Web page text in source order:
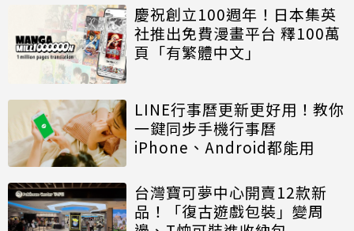
慶祝創立100週年！日本集英
社推出免費漫畫平台 釋100萬
頁「有繁體中文」
LINE行事曆更新更好用！教你
一鍵同步手機行事曆
iPhone、Android都能用
台灣寶可夢中心開賣12款新
品！「復古遊戲包裝」變周